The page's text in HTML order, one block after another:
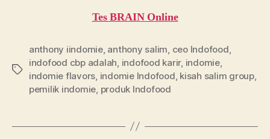
Tes BRAIN Online
Tags
anthony iindomie, anthony salim, ceo Indofood,
indofood cbp adalah, indofood karir, indomie,
indomie flavors, indomie Indofood, kisah salim group,
pemilik indomie, produk Indofood